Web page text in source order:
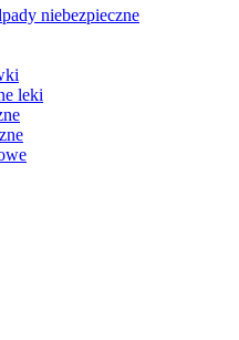
niebezpieczne
leki